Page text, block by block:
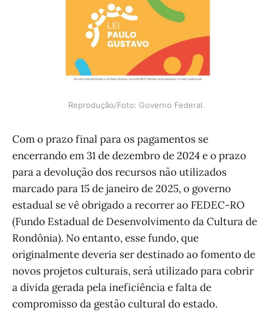
Reprodução/Foto: Governo Federal.
Com o prazo final para os pagamentos se
encerrando em 31 de dezembro de 2024 e o prazo
para a devolução dos recursos não utilizados
marcado para 15 de janeiro de 2025, o governo
estadual se vê obrigado a recorrer ao FEDEC-RO
(Fundo Estadual de Desenvolvimento da Cultura de
Rondônia). No entanto, esse fundo, que
originalmente deveria ser destinado ao fomento de
novos projetos culturais, será utilizado para cobrir
a dívida gerada pela ineficiência e falta de
compromisso da gestão cultural do estado.